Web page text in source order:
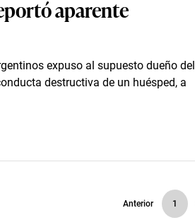
aparente
expuso al supuesto dueño del
destructiva de un huésped, a
Anterior 1